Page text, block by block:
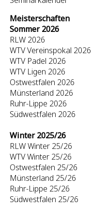
Meisterschaften
Sommer 2026
RLW 2026
WTV Vereinspokal 2026
WTV Padel 2026
WTV Ligen 2026
Ostwestfalen 2026
Münsterland 2026
Ruhr-Lippe 2026
Südwestfalen 2026
Winter 2025/26
RLW Winter 25/26
WTV Winter 25/26
Ostwestfalen 25/26
Münsterland 25/26
Ruhr-Lippe 25/26
Südwestfalen 25/26